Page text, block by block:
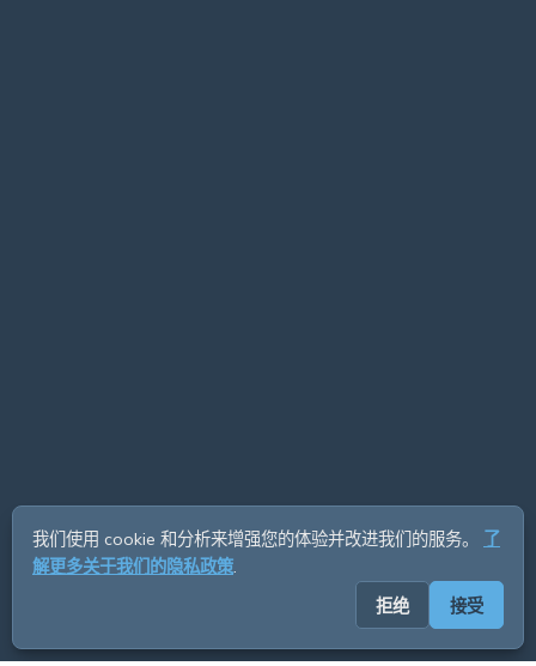
我们使用 cookie 和分析来增强您的体验并改进我们的服务。
了
解更多关于我们的隐私政策.
拒绝
接受